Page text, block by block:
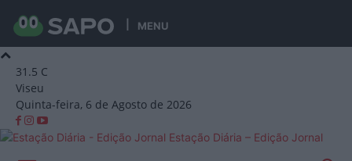
MENU
31.5 C
Viseu
Quinta-feira, 6 de Agosto de 2026
Estação Diária – Edição Jornal